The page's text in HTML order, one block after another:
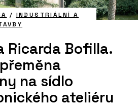
/ INDUSTRIÁLNÍ A
Ricarda Bofilla.
na sídlo
ateliéru